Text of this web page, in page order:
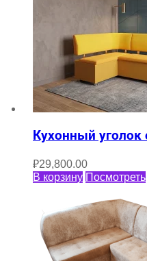
Кухонный
₽29,800.00
В корзину Посмотреть